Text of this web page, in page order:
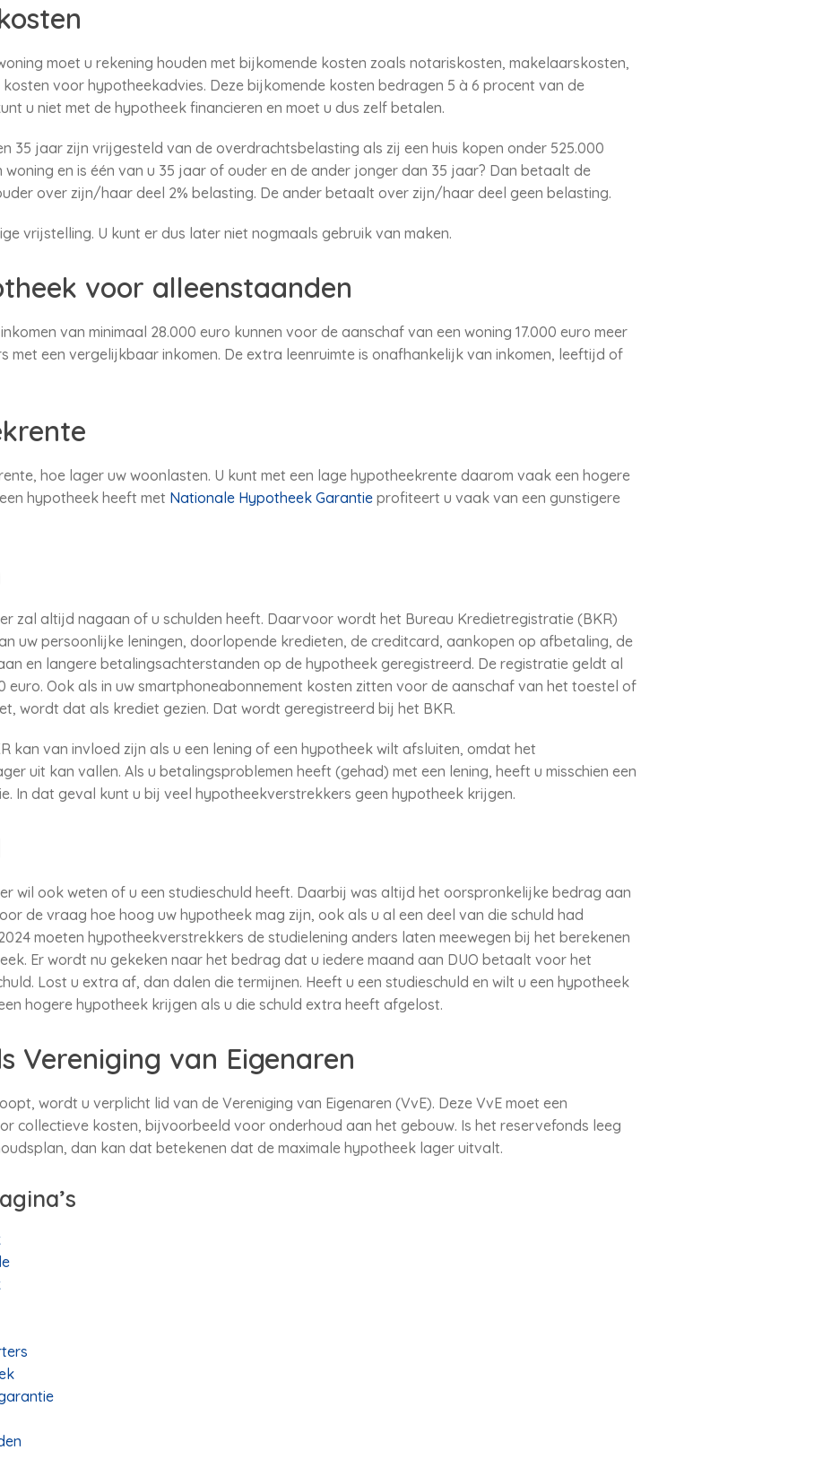
moet u rekening houden met bijkomende kosten zoals notariskosten, makelaarskosten,
voor hypotheekadvies. Deze bijkomende kosten bedragen 5 à 6 procent van de
u niet met de hypotheek financieren en moet u dus zelf betalen.
35 jaar zijn vrijgesteld van de overdrachtsbelasting als zij een huis kopen onder 525.000
woning en is één van u 35 jaar of ouder en de ander jonger dan 35 jaar? Dan betaalt de
over zijn/haar deel 2% belasting. De ander betaalt over zijn/haar deel geen belasting.
vrijstelling. U kunt er dus later niet nogmaals gebruik van maken.
voor alleenstaanden
van minimaal 28.000 euro kunnen voor de aanschaf van een woning 17.000 euro meer
met een vergelijkbaar inkomen. De extra leenruimte is onafhankelijk van inkomen, leeftijd of
hoe lager uw woonlasten. U kunt met een lage hypotheekrente daarom vaak een hogere
hypotheek heeft met Nationale Hypotheek Garantieprofiteert u vaak van een gunstigere
zal altijd nagaan of u schulden heeft. Daarvoor wordt het Bureau Kredietregistratie (BKR)
uw persoonlijke leningen, doorlopende kredieten, de creditcard, aankopen op afbetaling, de
en langere betalingsachterstanden op de hypotheek geregistreerd. De registratie geldt al
euro. Ook als in uw smartphoneabonnement kosten zitten voor de aanschaf van het toestel of
wordt dat als krediet gezien. Dat wordt geregistreerd bij het BKR.
kan van invloed zijn als u een lening of een hypotheek wilt afsluiten, omdat het
uit kan vallen. Als u betalingsproblemen heeft (gehad) met een lening, heeft u misschien een
In dat geval kunt u bij veel hypotheekverstrekkers geen hypotheek krijgen.
wil ook weten of u een studieschuld heeft. Daarbij was altijd het oorspronkelijke bedrag aan
de vraag hoe hoog uw hypotheek mag zijn, ook als u al een deel van die schuld had
moeten hypotheekverstrekkers de studielening anders laten meewegen bij het berekenen
Er wordt nu gekeken naar het bedrag dat u iedere maand aan DUO betaalt voor het
Lost u extra af, dan dalen die termijnen. Heeft u een studieschuld en wilt u een hypotheek
hogere hypotheek krijgen als u die schuld extra heeft afgelost.
Vereniging van Eigenaren
wordt u verplicht lid van de Vereniging van Eigenaren (VvE). Deze VvE moet een
collectieve kosten, bijvoorbeeld voor onderhoud aan het gebouw. Is het reservefonds leeg
dan kan dat betekenen dat de maximale hypotheek lager uitvalt.